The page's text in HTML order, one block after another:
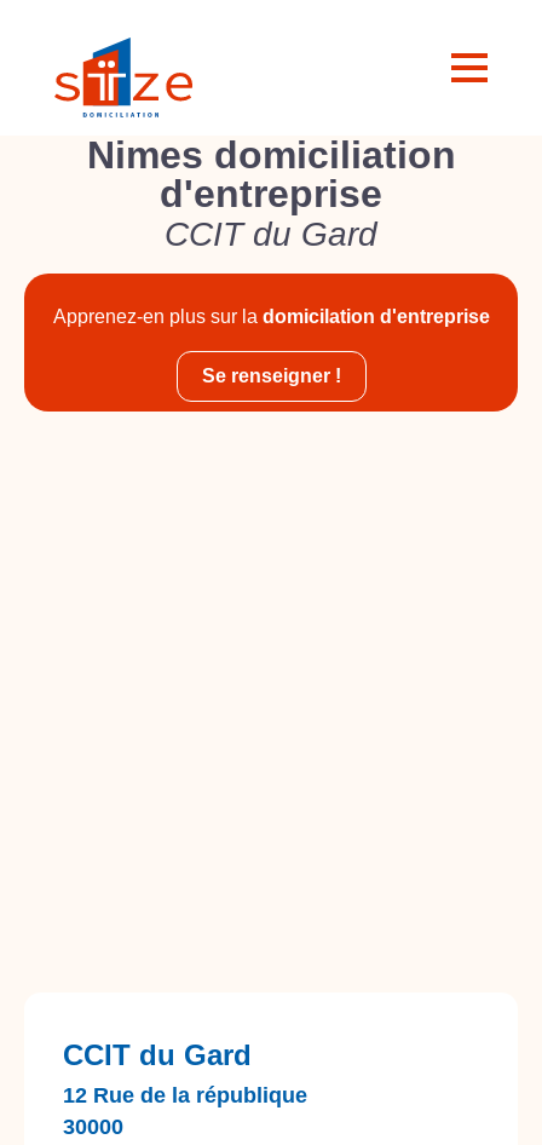
Nimes domiciliation
d'entreprise
CCIT du Gard
Apprenez-en plus sur la domicilation d'entreprise
Se renseigner !
CCIT du Gard
12 Rue de la république
30000